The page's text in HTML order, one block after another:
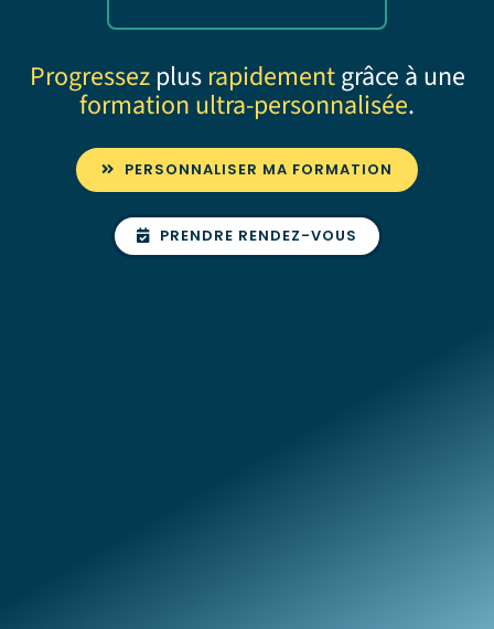
À propos
Progressez plus rapidementgrâce à une
formation ultra-personnalisée.
PERSONNALISER MA FORMATION
PRENDRE RENDEZ-VOUS